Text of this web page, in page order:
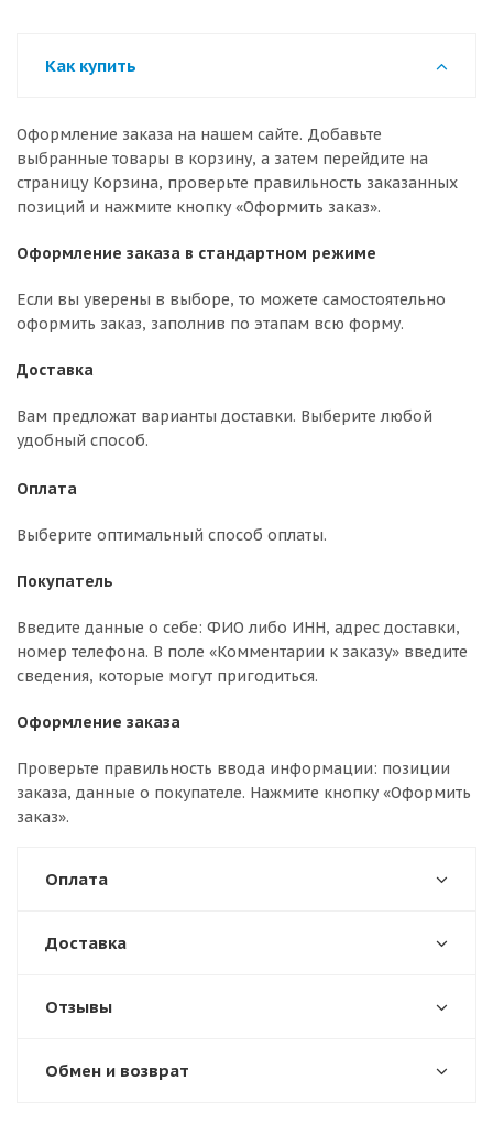
Как купить
Оформление заказа на нашем сайте. Добавьте
выбранные товары в корзину, а затем перейдите на
страницу Корзина, проверьте правильность заказанных
позиций и нажмите кнопку «Оформить заказ».
Оформление заказа в стандартном режиме
Если вы уверены в выборе, то можете самостоятельно
оформить заказ, заполнив по этапам всю форму.
Доставка
Вам предложат варианты доставки. Выберите любой
удобный способ.
Оплата
Выберите оптимальный способ оплаты.
Покупатель
Введите данные о себе: ФИО либо ИНН, адрес доставки,
номер телефона. В поле «Комментарии к заказу» введите
сведения, которые могут пригодиться.
Оформление заказа
Проверьте правильность ввода информации: позиции
заказа, данные о покупателе. Нажмите кнопку «Оформить
заказ».
Оплата
Доставка
Отзывы
Обмен и возврат